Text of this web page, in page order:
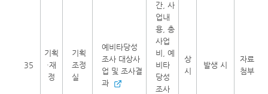
35
기획
·재
정
기획
조정
실
예비타당성
조사 대상사
업 및 조사결
과
간, 사
업내
용, 총
사업
비, 예
비타
당성
조사
상
시
발생 시
자료
첨부